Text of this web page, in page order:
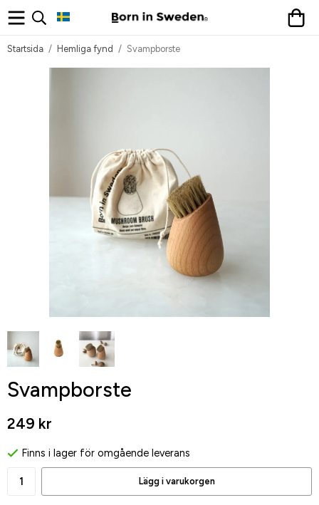
Startsida / Hemliga fynd / Svampborste
Svampborste
249 kr
Finns i lager för omgående leverans
Lägg i varukorgen